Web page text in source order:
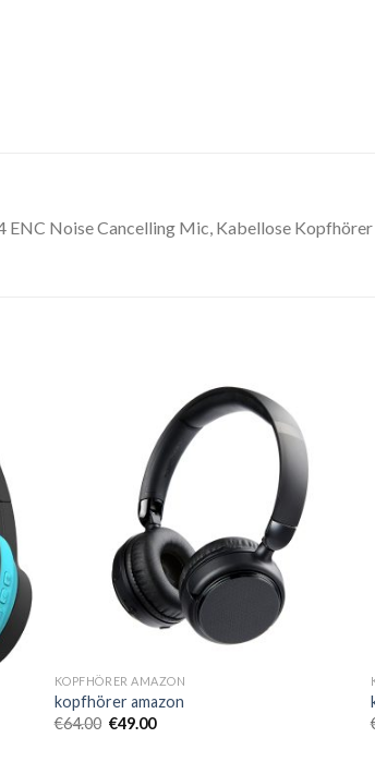
Noise Cancelling Mic, Kabellose
KOPFHÖRER AMAZON
kopfhörer amazon
€64.00 €49.00